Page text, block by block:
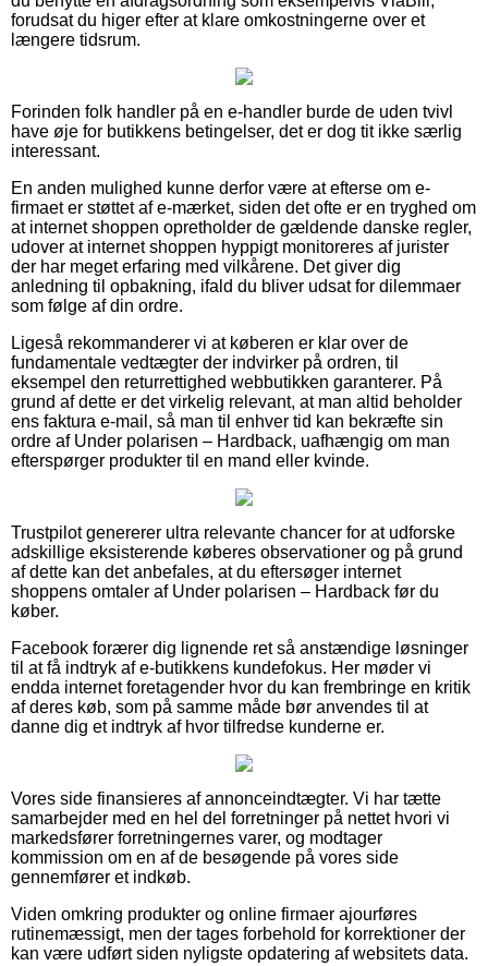
forudsat du higer efter at klare omkostningerne over et
længere tidsrum.
Forinden folk handler på en e-handler burde de uden tvivl
have øje for butikkens betingelser, det er dog tit ikke særlig
interessant.
En anden mulighed kunne derfor være at efterse om e-
firmaet er støttet af e-mærket, siden det ofte er en tryghed om
at internet shoppen opretholder de gældende danske regler,
udover at internet shoppen hyppigt monitoreres af jurister
der har meget erfaring med vilkårene. Det giver dig
anledning til opbakning, ifald du bliver udsat for dilemmaer
som følge af din ordre.
Ligeså rekommanderer vi at køberen er klar over de
fundamentale vedtægter der indvirker på ordren, til
eksempel den returrettighed webbutikken garanterer. På
grund af dette er det virkelig relevant, at man altid beholder
ens faktura e-mail, så man til enhver tid kan bekræfte sin
ordre af Under polarisen – Hardback, uafhængig om man
efterspørger produkter til en mand eller kvinde.
Trustpilot genererer ultra relevante chancer for at udforske
adskillige eksisterende køberes observationer og på grund
af dette kan det anbefales, at du eftersøger internet
shoppens omtaler af Under polarisen – Hardback før du
køber.
Facebook forærer dig lignende ret så anstændige løsninger
til at få indtryk af e-butikkens kundefokus. Her møder vi
endda internet foretagender hvor du kan frembringe en kritik
af deres køb, som på samme måde bør anvendes til at
danne dig et indtryk af hvor tilfredse kunderne er.
Vores side finansieres af annonceindtægter. Vi har tætte
samarbejder med en hel del forretninger på nettet hvori vi
markedsfører forretningernes varer, og modtager
kommission om en af de besøgende på vores side
gennemfører et indkøb.
Viden omkring produkter og online firmaer ajourføres
rutinemæssigt, men der tages forbehold for korrektioner der
kan være udført siden nyligste opdatering af websitets data.